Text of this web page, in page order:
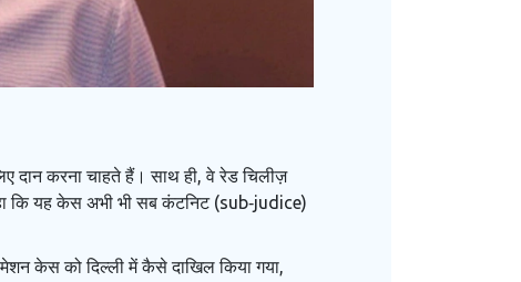
दान करना चाहते हैं। साथ ही, वे रेड चिलीज़
कि यह केस अभी भी सब कंटनिट (sub‑judice)
केस को दिल्ली में कैसे दाखिल किया गया,